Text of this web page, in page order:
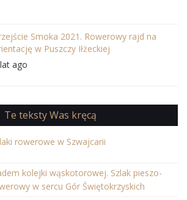
Smoka 2021. Rowerowy rajd na
w Puszczy Iłżeckiej
ago
Te teksty Was kręcą
rowerowe w Szwajcarii
kolejki wąskotorowej. Szlak pieszo-
w sercu Gór Świętokrzyskich